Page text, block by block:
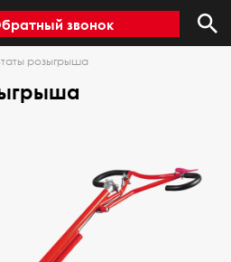
звонок
розыгрыша